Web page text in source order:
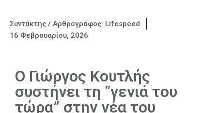
Συντάκτης / Αρθρογράφος: Lifespeed
16 Φεβρουαρίου, 2026
Ο Γιώργος Κουτλής
συστήνει τη “γενιά του
τώρα” στην νέα του